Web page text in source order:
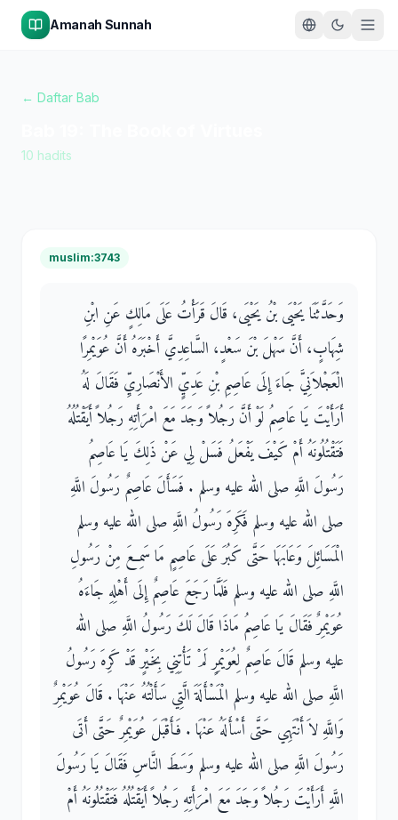
Amanah Sunnah
← Daftar Bab
10 hadits
muslim:3743
وَحَدَّثَنَا يَحْيَى بْنُ يَحْيَى، قَالَ قَرَأْتُ عَلَى مَالِكٍ عَنِ ابْنِ
شِهَابٍ، أَنَّ سَهْلَ بْنَ سَعْدٍ، السَّاعِدِيَّ أَخْبَرَهُ أَنَّ عُوَيْمِرًا
الْعَجْلاَنِيَّ جَاءَ إِلَى عَاصِمِ بْنِ عَدِيٍّ الأَنْصَارِيِّ فَقَالَ لَهُ
أَرَأَيْتَ يَا عَاصِمُ لَوْ أَنَّ رَجُلاً وَجَدَ مَعَ امْرَأَتِهِ رَجُلاً أَيَقْتُلُهُ
فَتَقْتُلُونَهُ أَمْ كَيْفَ يَفْعَلُ فَسَلْ لِي عَنْ ذَلِكَ يَا عَاصِمُ
رَسُولَ اللَّهِ صلى الله عليه وسلم ‏.‏ فَسَأَلَ عَاصِمٌ رَسُولَ اللَّهِ
صلى الله عليه وسلم فَكَرِهَ رَسُولُ اللَّهِ صلى الله عليه وسلم
الْمَسَائِلَ وَعَابَهَا حَتَّى كَبُرَ عَلَى عَاصِمٍ مَا سَمِعَ مِنْ رَسُولِ
اللَّهِ صلى الله عليه وسلم فَلَمَّا رَجَعَ عَاصِمٌ إِلَى أَهْلِهِ جَاءَهُ
عُوَيْمِرٌ فَقَالَ يَا عَاصِمُ مَاذَا قَالَ لَكَ رَسُولُ اللَّهِ صلى الله
عليه وسلم قَالَ عَاصِمٌ لِعُوَيْمِرٍ لَمْ تَأْتِنِي بِخَيْرٍ قَدْ كَرِهَ رَسُولُ
اللَّهِ صلى الله عليه وسلم الْمَسْأَلَةَ الَّتِي سَأَلْتُهُ عَنْهَا ‏.‏ قَالَ عُوَيْمِرٌ
وَاللَّهِ لاَ أَنْتَهِي حَتَّى أَسْأَلَهُ عَنْهَا ‏.‏ فَأَقْبَلَ عُوَيْمِرٌ حَتَّى أَتَى
رَسُولَ اللَّهِ صلى الله عليه وسلم وَسَطَ النَّاسِ فَقَالَ يَا رَسُولَ
اللَّهِ أَرَأَيْتَ رَجُلاً وَجَدَ مَعَ امْرَأَتِهِ رَجُلاً أَيَقْتُلُهُ فَتَقْتُلُونَهُ أَمْ